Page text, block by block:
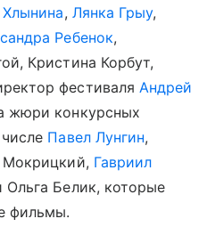
, Лянка Грыу,
Ребенок,
Кристина Корбут,
фестиваля Андрей
жюри конкурсных
Павел Лунгин,
Мокрицкий, Гавриил
Белик, которые
фильмы.